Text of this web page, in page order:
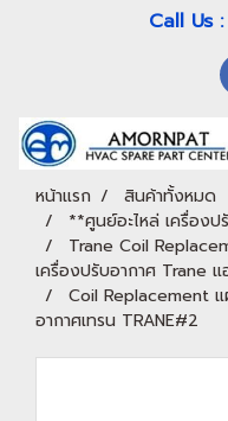
Call Us
หน้าแรก
สินค้าทั้งหมด
**ศูนย์อะไหล่ เครื่องป
Trane Coil
เครื่องปรับอากาศ Trane แ
Coil Replacement
อากาศเทรน TRANE#2